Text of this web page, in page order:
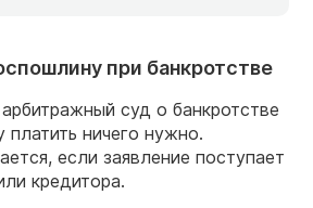
при банкротстве
суд о банкротстве
ничего нужно.
если заявление поступает
кредитора.